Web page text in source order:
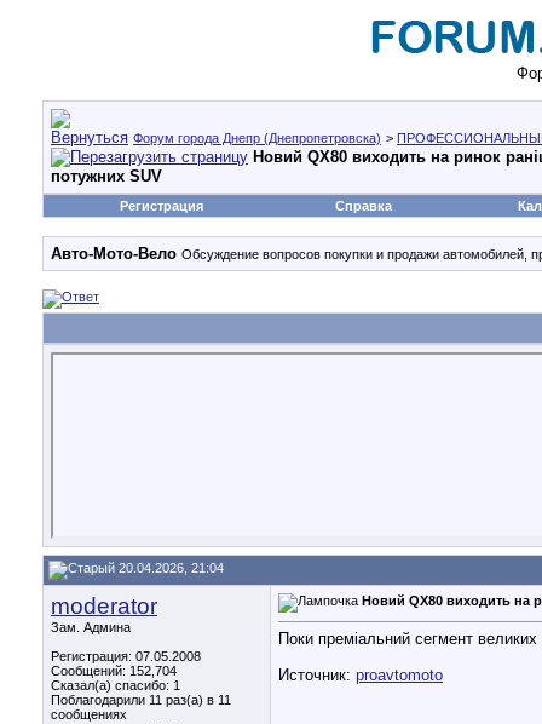
Форум города Днепр (Днепропетровска) >
Новий QX80 виходить на ринок
потужних SUV
Регистрация Справка
Авто-Мото-Вело Обсуждение вопросов покупки и продажи
20.04.2026, 21:04
moderator
Зам. Админа
Регистрация: 07.05.2008
Сообщений: 152,704
Сказал(а) спасибо: 1
Поблагодарили 11 раз(а) в 11
сообщениях
Новий QX80 виходить на
Поки преміальний сегмент великих
Источник: proavtomoto